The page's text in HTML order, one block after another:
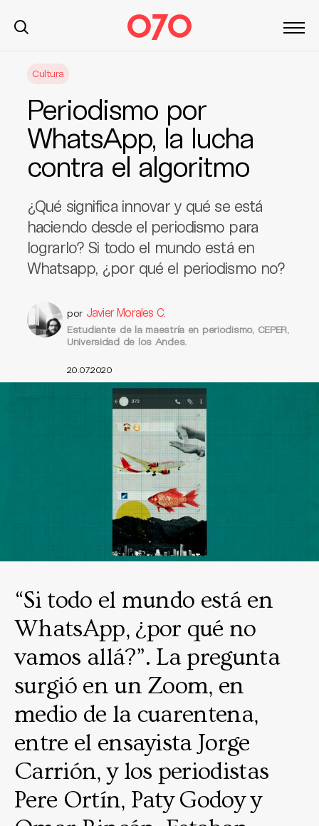
Cultura
Periodismo por
WhatsApp, la lucha
contra el algoritmo
¿Qué significa innovar y qué se está
haciendo desde el periodismo para
lograrlo? Si todo el mundo está en
Whatsapp, ¿por qué el periodismo no?
por Javier Morales C.
Estudiante de la maestría en periodismo, CEPER,
Universidad de los Andes.
20.07.2020
“Si todo el mundo está en
WhatsApp, ¿por qué no
vamos allá?”. La pregunta
surgió en un Zoom, en
medio de la cuarentena,
entre el ensayista Jorge
Carrión, y los periodistas
Pere Ortín, Paty Godoy y